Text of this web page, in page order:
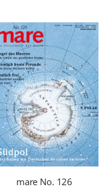
mare No. 126